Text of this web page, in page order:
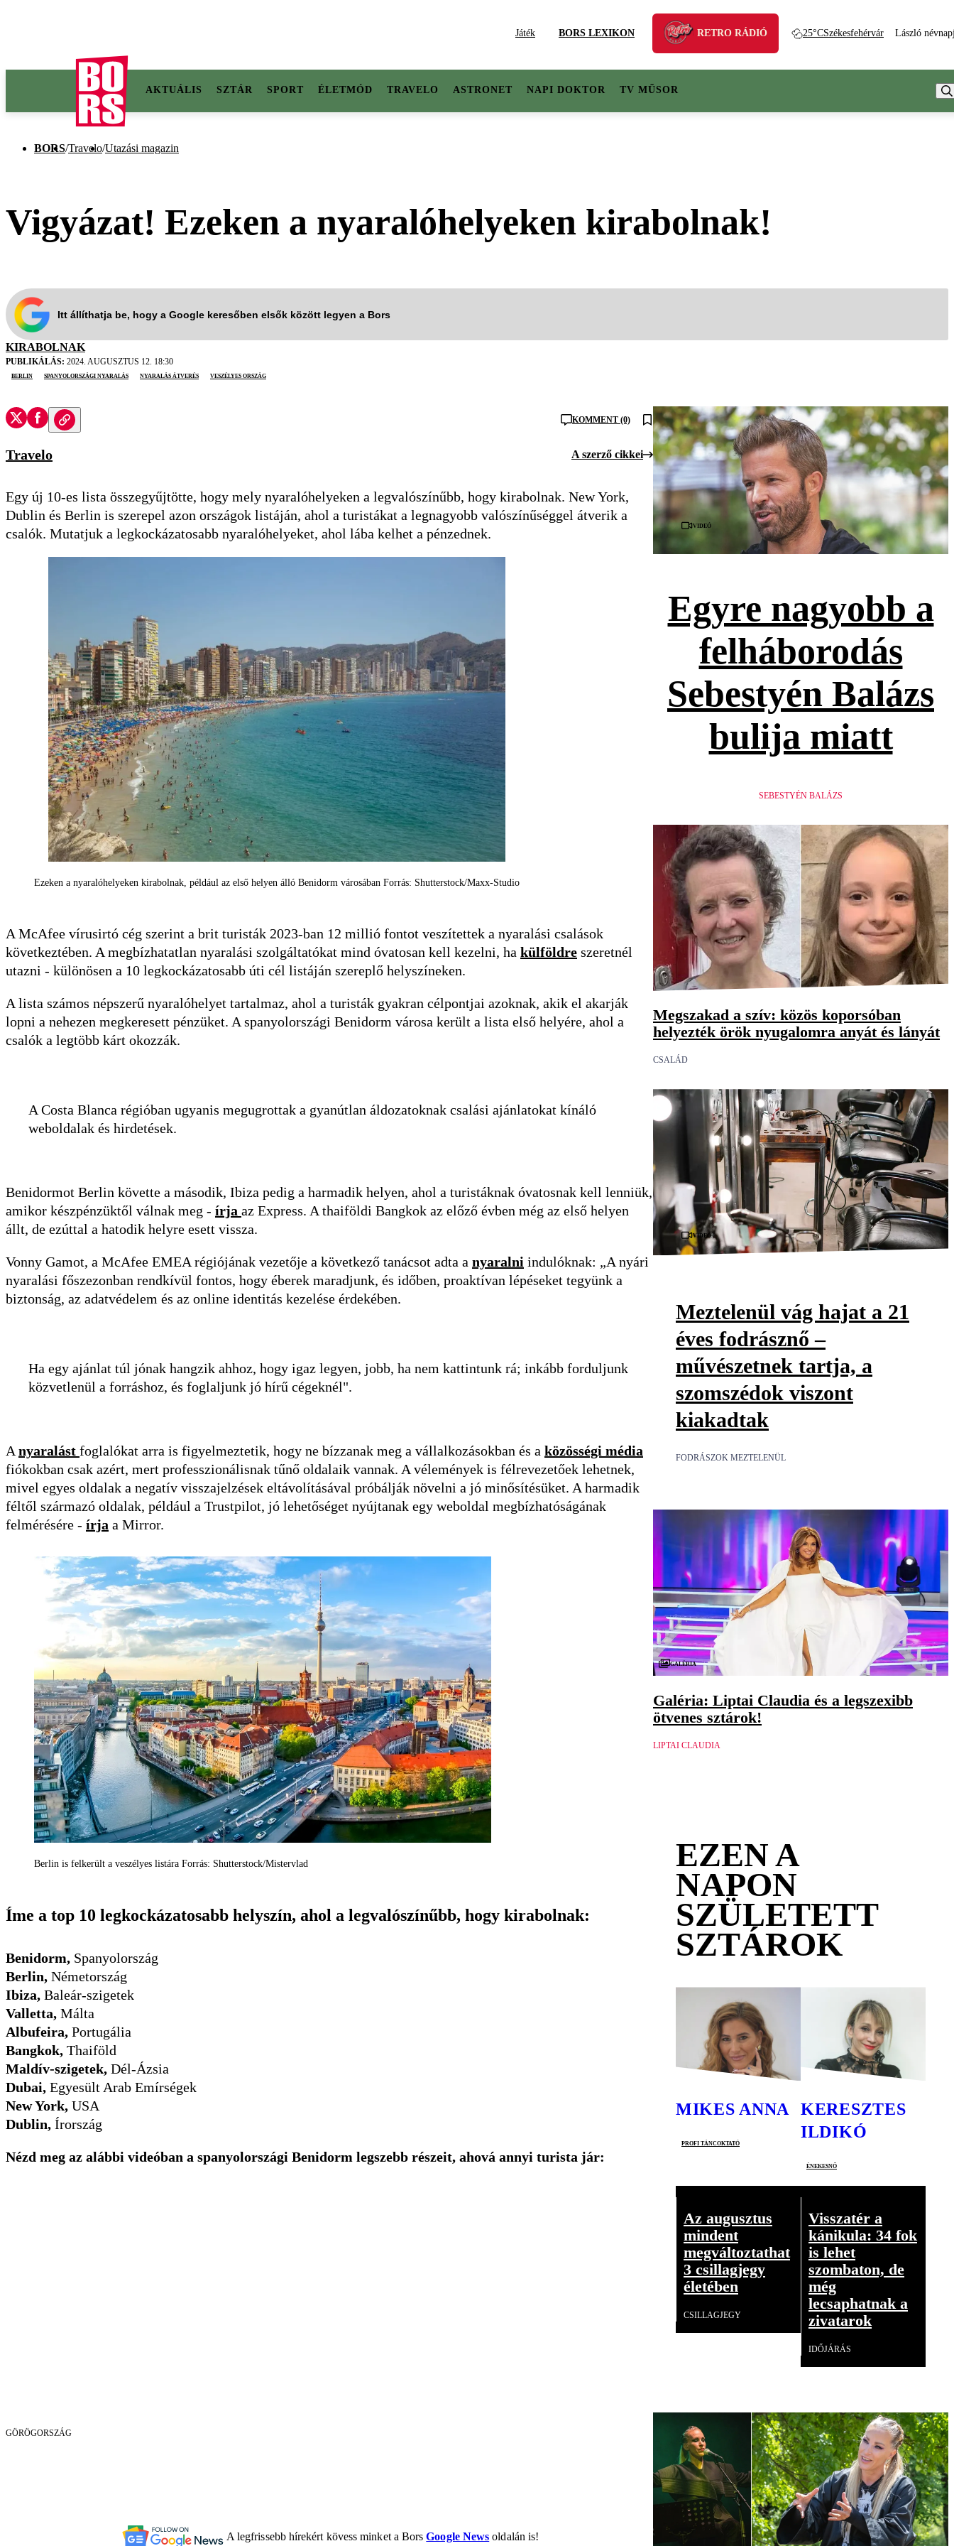
Játék BORS LEXIKON RETRO RÁDIÓ 25°CSzékesfehérvár László
AKTUÁLIS SZTÁR SPORT ÉLETMÓD TRAVELO ASTRONET NAPI DOKTOR TV MŰSOR
BORS/Travelo/Utazási magazin
Vigyázat! Ezeken a nyaralóhelyeken kirabolnak!
Itt állíthatja be, hogy a Google keresőben elsők között legyen a Bors
KIRABOLNAK
PUBLIKÁLÁS: 2024. AUGUSZTUS 12. 18:30
Berlin
spanyolországi nyaralás nyaralás átverés veszélyes ország
KOMMENT (0)
Travelo A szerző cikkei
Egy új 10-es lista összegyűjtötte, hogy mely nyaralóhelyeken a legvalószínűbb, hogy kirabolnak. New York,
Dublin és Berlin is szerepel azon országok listáján, ahol a turistákat a legnagyobb valószínűséggel átverik a
csalók. Mutatjuk a legkockázatosabb nyaralóhelyeket, ahol lába kelhet a pénzednek.
Ezeken a nyaralóhelyeken kirabolnak, például az első helyen álló Benidorm városában Forrás: Shutterstock/Maxx-Studio
A McAfee vírusirtó cég szerint a brit turisták 2023-ban 12 millió fontot veszítettek a nyaralási csalások
következtében. A megbízhatatlan nyaralási szolgáltatókat mind óvatosan kell kezelni, ha külföldre szeretnél
utazni - különösen a 10 legkockázatosabb úti cél listáján szereplő helyszíneken.
A lista számos népszerű nyaralóhelyet tartalmaz, ahol a turisták gyakran célpontjai azoknak, akik el akarják
lopni a nehezen megkeresett pénzüket. A spanyolországi Benidorm városa került a lista első helyére, ahol a
csalók a legtöbb kárt okozzák.
A Costa Blanca régióban ugyanis megugrottak a gyanútlan áldozatoknak csalási ajánlatokat kínáló
weboldalak és hirdetések.
Benidormot Berlin követte a második, Ibiza pedig a harmadik helyen, ahol a turistáknak óvatosnak kell lenniük,
amikor készpénzüktől válnak meg - írja az Express. A thaiföldi Bangkok az előző évben még az első helyen
állt, de ezúttal a hatodik helyre esett vissza.
Vonny Gamot, a McAfee EMEA régiójának vezetője a következő tanácsot adta a nyaralni indulóknak: „A nyári
nyaralási főszezonban rendkívül fontos, hogy éberek maradjunk, és időben, proaktívan lépéseket tegyünk a
biztonság, az adatvédelem és az online identitás kezelése érdekében.
Ha egy ajánlat túl jónak hangzik ahhoz, hogy igaz legyen, jobb, ha nem kattintunk rá; inkább forduljunk
közvetlenül a forráshoz, és foglaljunk jó hírű cégeknél".
A nyaralást foglalókat arra is figyelmeztetik, hogy ne bízzanak meg a vállalkozásokban és a közösségi média
fiókokban csak azért, mert professzionálisnak tűnő oldalaik vannak. A vélemények is félrevezetőek lehetnek,
mivel egyes oldalak a negatív visszajelzések eltávolításával próbálják növelni a jó minősítésüket. A harmadik
féltől származó oldalak, például a Trustpilot, jó lehetőséget nyújtanak egy weboldal megbízhatóságának
felmérésére - írja a Mirror.
Berlin is felkerült a veszélyes listára Forrás: Shutterstock/Mistervlad
Íme a top 10 legkockázatosabb helyszín, ahol a legvalószínűbb, hogy kirabolnak:
Benidorm, Spanyolország
Berlin, Németország
Ibiza, Baleár-szigetek
Valletta, Málta
Albufeira, Portugália
Bangkok, Thaiföld
Maldív-szigetek, Dél-Ázsia
Dubai, Egyesült Arab Emírségek
New York, USA
Dublin, Írország
Nézd meg az alábbi videóban a spanyolországi Benidorm legszebb részeit, ahová annyi turista jár:
GÖRÖGORSZÁG
A legfrissebb hírekért kövess minket a BorsGoogle News oldalán is!
Videó
Egyre nagyobb a
felháborodás
Sebestyén Balázs
bulija miatt
SEBESTYÉN BALÁZS
Megszakad a szív: közös koporsóban
helyezték örök nyugalomra anyát és lányát
CSALÁD
Videó
Meztelenül vág hajat a 21
éves fodrásznő –
művészetnek tartja, a
szomszédok viszont
kiakadtak
FODRÁSZOK MEZTELENÜL
Galéria
Galéria: Liptai Claudia és a legszexibb
ötvenes sztárok!
LIPTAI CLAUDIA
EZEN A
NAPON
SZÜLETETT
SZTÁROK
MIKES ANNA
profi táncoktató
KERESZTES
ILDIKÓ
énekesnő
Az augusztus
mindent
megváltoztathat
3 csillagjegy
életében
CSILLAGJEGY
Visszatér a
kánikula: 34 fok
is lehet
szombaton, de
még
lecsaphatnak a
zivatarok
IDŐJÁRÁS